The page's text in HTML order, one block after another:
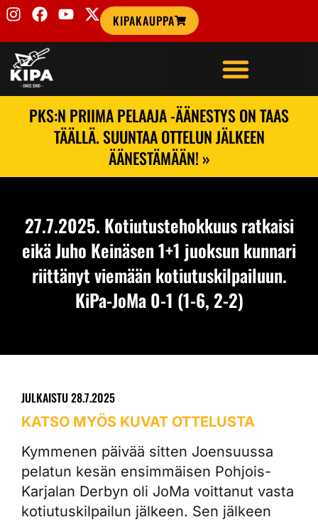
KIPAKAUPPA
PKS:N PRIIMA PELAAJA -ÄÄNESTYS ON TAAS
TÄÄLLÄ. SUUNTAA OTTELUN JÄLKEEN
ÄÄNESTÄMÄÄN! »
27.7.2025. Kotiutustehokkuus ratkaisi
eikä Juho Keinäsen 1+1 juoksun kunnari
riittänyt viemään kotiutuskilpailuun.
KiPa-JoMa 0-1 (1-6, 2-2)
JULKAISTU28.7.2025
KATSO MYÖS KUVAT OTTELUSTA
Kymmenen päivää sitten Joensuussa
pelatun kesän ensimmäisen Pohjois-
Karjalan Derbyn oli JoMa voittanut vasta
kotiutuskilpailun jälkeen. Sen jälkeen